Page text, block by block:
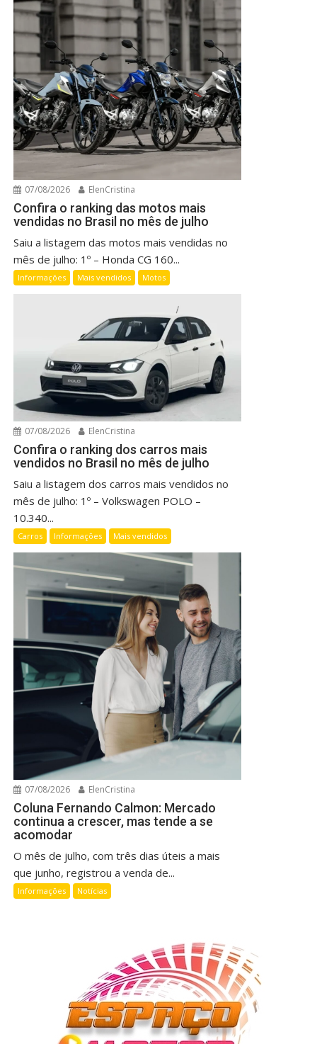
07/08/2026 ElenCristina
Confira o ranking das motos mais
vendidas no Brasil no mês de julho
Saiu a listagem das motos mais vendidas no
mês de julho: 1º – Honda CG 160...
Informações Mais vendidos Motos
07/08/2026 ElenCristina
Confira o ranking dos carros mais
vendidos no Brasil no mês de julho
Saiu a listagem dos carros mais vendidos no
mês de julho: 1º – Volkswagen POLO –
10.340...
Carros Informações Mais vendidos
07/08/2026 ElenCristina
Coluna Fernando Calmon: Mercado
continua a crescer, mas tende a se
acomodar
O mês de julho, com três dias úteis a mais
que junho, registrou a venda de...
Informações Notícias